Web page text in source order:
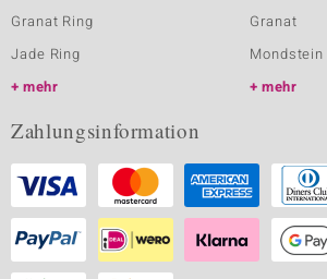
Granat Ring
Jade Ring
mehr
Granat
Mondstein
mehr
Zahlungsinformation